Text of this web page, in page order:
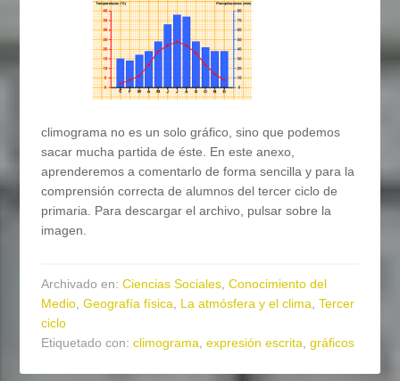
climograma no es un solo gráfico, sino que podemos
sacar mucha partida de éste. En este anexo,
aprenderemos a comentarlo de forma sencilla y para la
comprensión correcta de alumnos del tercer ciclo de
primaria. Para descargar el archivo, pulsar sobre la
imagen.
Archivado en:Ciencias Sociales,Conocimiento del
Medio,Geografía física, La atmósfera y el clima,Tercer
ciclo
Etiquetado con:climograma,expresión escrita,gráficos